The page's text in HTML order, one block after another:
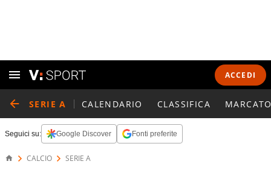
ACCEDI
SERIE A CALENDARIO CLASSIFICA
Seguici su: Google Discover Fonti preferite
CALCIO SERIE A